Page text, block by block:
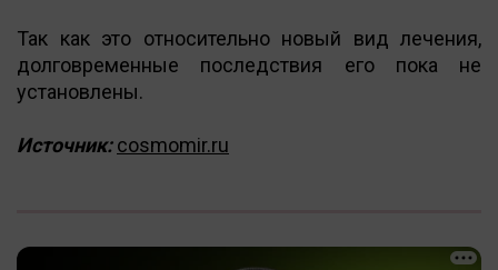
Так как это относительно новый вид лечения,
долговременные последствия его пока не
установлены.
Источник: cosmomir.ru